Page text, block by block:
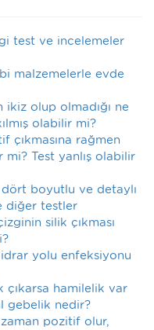
test ve incelemeler
malzemelerle evde
olup olmadığı ne
olabilir mi?
çıkmasına rağmen
Test yanlış olabilir
boyutlu ve detaylı
diğer testler
silik çıkması
yolu enfeksiyonu
çıkarsa hamilelik var
gebelik nedir?
pozitif olur,